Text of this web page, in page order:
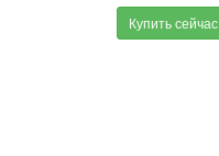
Купить сейчас